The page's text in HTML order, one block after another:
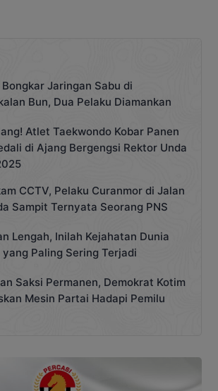
Jaringan Sabu di
Bun, Dua Pelaku Diamankan
Atlet Taekwondo Kobar Panen
di Ajang Bergengsi Rektor Unda
CCTV, Pelaku Curanmor di Jalan
Sampit Ternyata Seorang PNS
Lengah, Inilah Kejahatan Dunia
yang Paling Sering Terjadi
Saksi Permanen, Demokrat Kotim
Mesin Partai Hadapi Pemilu